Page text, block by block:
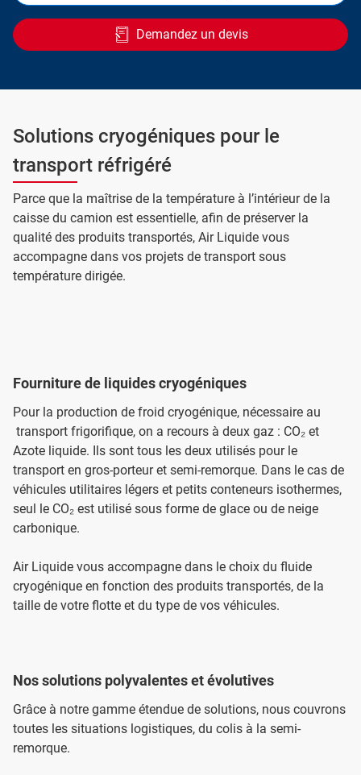
Demandez un devis
Solutions cryogéniques pour le
transport réfrigéré
Parce que la maîtrise de la température à l’intérieur de la
caisse du camion est essentielle, afin de préserver la
qualité des produits transportés, Air Liquide vous
accompagne dans vos projets de transport sous
température dirigée.
Fourniture de liquides cryogéniques
Pour la production de froid cryogénique, nécessaire au
transport frigorifique, on a recours à deux gaz : CO₂ et
Azote liquide. Ils sont tous les deux utilisés pour le
transport en gros-porteur et semi-remorque. Dans le cas de
véhicules utilitaires légers et petits conteneurs isothermes,
seul le CO₂ est utilisé sous forme de glace ou de neige
carbonique.
Air Liquide vous accompagne dans le choix du fluide
cryogénique en fonction des produits transportés, de la
taille de votre flotte et du type de vos véhicules.
Nos solutions polyvalentes et évolutives
Grâce à notre gamme étendue de solutions, nous couvrons
toutes les situations logistiques, du colis à la semi-
remorque.